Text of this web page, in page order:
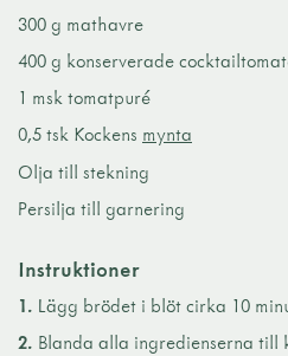
300 g mathavre
400 g konserverade
1 msk tomatpuré
0,5 tsk Kockens mynta
Olja till stekning
Persilja till garnering
Instruktioner
1. Lägg brödet i blöt cirka 10
2. Blanda alla ingredienserna till